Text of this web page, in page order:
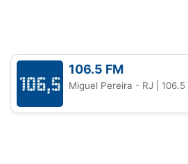
106.5 FM
Miguel Pereira - RJ |